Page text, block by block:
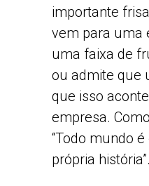
importante
vem para uma
uma faixa de
ou admite que
que isso
empresa.
“Todo mundo
própria história”.